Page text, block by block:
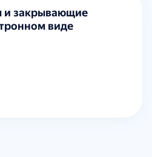
и закрывающие
виде